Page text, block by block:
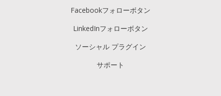
Facebookフォローボタン
LinkedInフォローボタン
ソーシャル プラグイン
サポート